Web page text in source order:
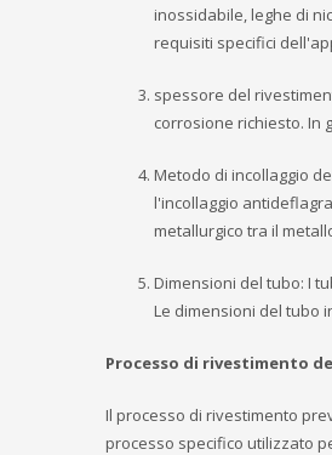
inossidabile, leghe di
requisiti specifici
spessore del
corrosione richiesto. In
Metodo di incollaggio
l'incollaggio
metallurgico tra il
Dimensioni del tubo: I
Le dimensioni del tubo
Processo di rivestimento
Il processo di rivestimento
processo specifico utilizzato